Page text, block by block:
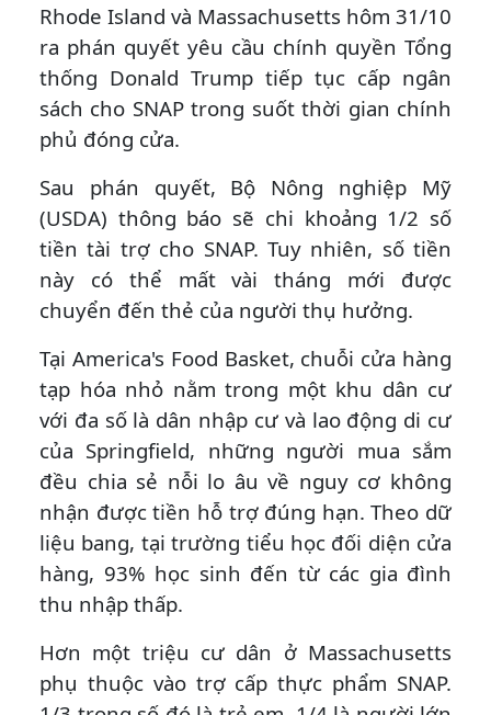
Rhode Island và Massachusetts hôm 31/10
ra phán quyết yêu cầu chính quyền Tổng
thống Donald Trump tiếp tục cấp ngân
sách cho SNAP trong suốt thời gian chính
phủ đóng cửa.
Sau phán quyết, Bộ Nông nghiệp Mỹ
(USDA) thông báo sẽ chi khoảng 1/2 số
tiền tài trợ cho SNAP. Tuy nhiên, số tiền
này có thể mất vài tháng mới được
chuyển đến thẻ của người thụ hưởng.
Tại America's Food Basket, chuỗi cửa hàng
tạp hóa nhỏ nằm trong một khu dân cư
với đa số là dân nhập cư và lao động di cư
của Springfield, những người mua sắm
đều chia sẻ nỗi lo âu về nguy cơ không
nhận được tiền hỗ trợ đúng hạn. Theo dữ
liệu bang, tại trường tiểu học đối diện cửa
hàng, 93% học sinh đến từ các gia đình
thu nhập thấp.
Hơn một triệu cư dân ở Massachusetts
phụ thuộc vào trợ cấp thực phẩm SNAP.